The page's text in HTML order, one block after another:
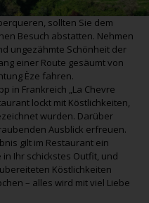
sollten Sie dem
Besuch abstatten. Nehmen
ungezähmte Schönheit der
einer Route gesäumt von
Èze fahren.
in Frankreich „La Chevre
lockt mit Köstlichkeiten,
wurden. Darüber
Ausblick erfreuen.
gilt im Restaurant ein
Ihr schickstes Outfit, und
Köstlichkeiten
– alles wird mit viel Liebe